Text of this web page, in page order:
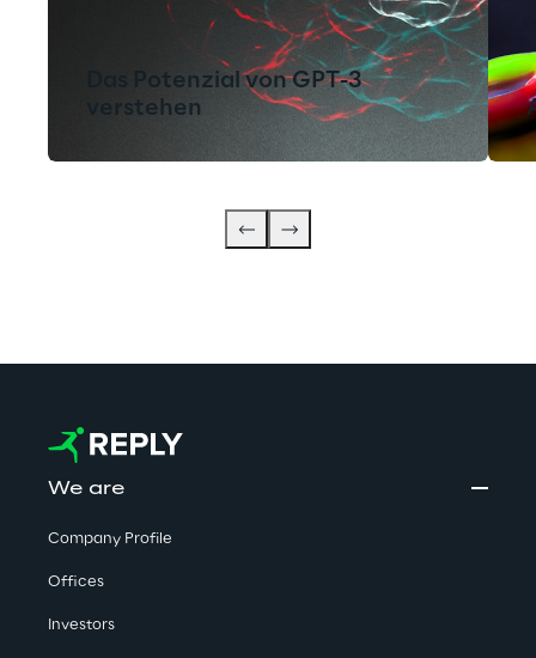
Das Potenzial von GPT-3
verstehen
We are
Company Profile
Offices
Investors